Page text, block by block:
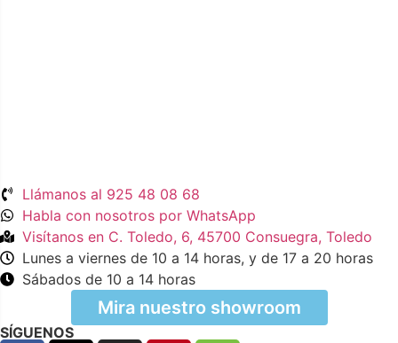
Llámanos al 925 48 08 68
Habla con nosotros por WhatsApp
Visítanos en C. Toledo, 6, 45700 Consuegra, Toledo
Lunes a viernes de 10 a 14 horas, y de 17 a 20 horas
Sábados de 10 a 14 horas
Mira nuestro showroom
SÍGUENOS